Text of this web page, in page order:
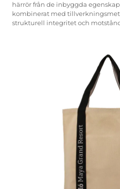
härrör från de inbyggda
kombinerat med
strukturell integritet och